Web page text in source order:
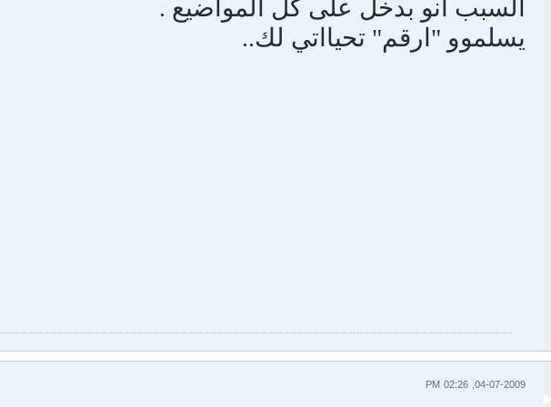
السبب انو بدخل على كل المواضيع .
يسلموو "ارقم" تحيااتي لك..
04-07-2009, 02:26 PM